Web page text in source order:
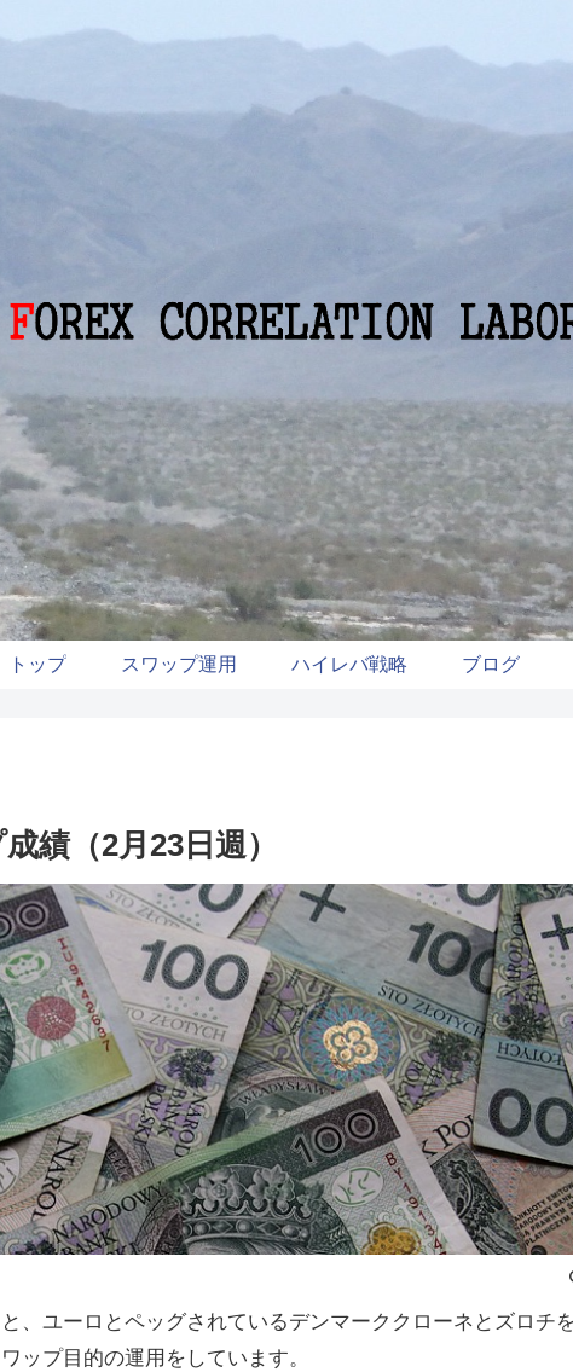
トップ スワップ運用 ハイレバ戦略 ブログ
績（2月23日週）
、ユーロとペッグされているデンマーククローネとズロチ
ップ目的の運用をしています。